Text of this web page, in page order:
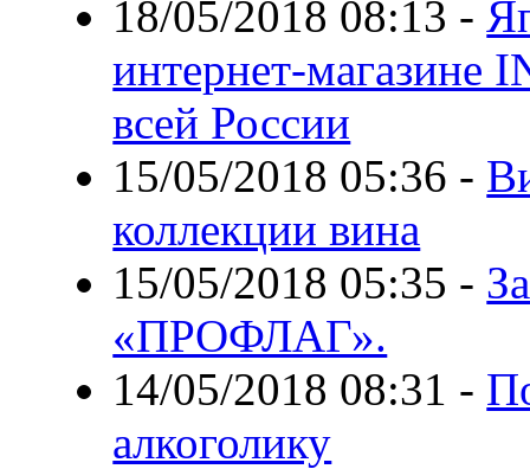
18/05/2018 08:13 -
интернет-магазине
всей России
15/05/2018 05:36 -
коллекции вина
15/05/2018 05:35 -
«ПРОФЛАГ».
14/05/2018 08:31 -
алкоголику